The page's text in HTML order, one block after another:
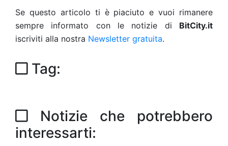
Se questo articolo ti è piaciuto e vuoi rimanere
sempre informato con le notizie di BitCity.it
iscriviti alla nostra Newsletter gratuita.
Tag:
Notizie che potrebbero
interessarti: